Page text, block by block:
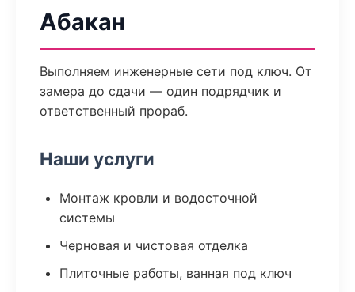
Абакан
Выполняем инженерные сети под ключ. От
замера до сдачи — один подрядчик и
ответственный прораб.
Наши услуги
Монтаж кровли и водосточной
системы
Черновая и чистовая отделка
Плиточные работы, ванная под ключ